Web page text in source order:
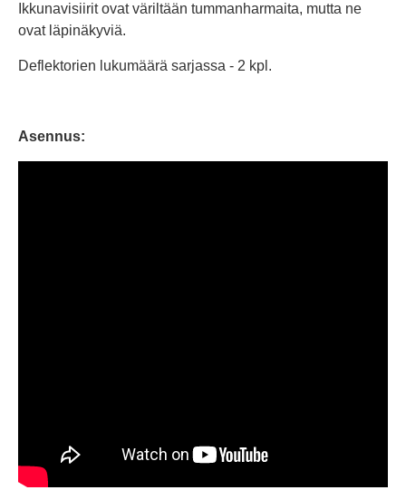
Ikkunavisiirit ovat väriltään tummanharmaita, mutta ne
ovat läpinäkyviä.
Deflektorien lukumäärä sarjassa - 2 kpl.
Asennus: